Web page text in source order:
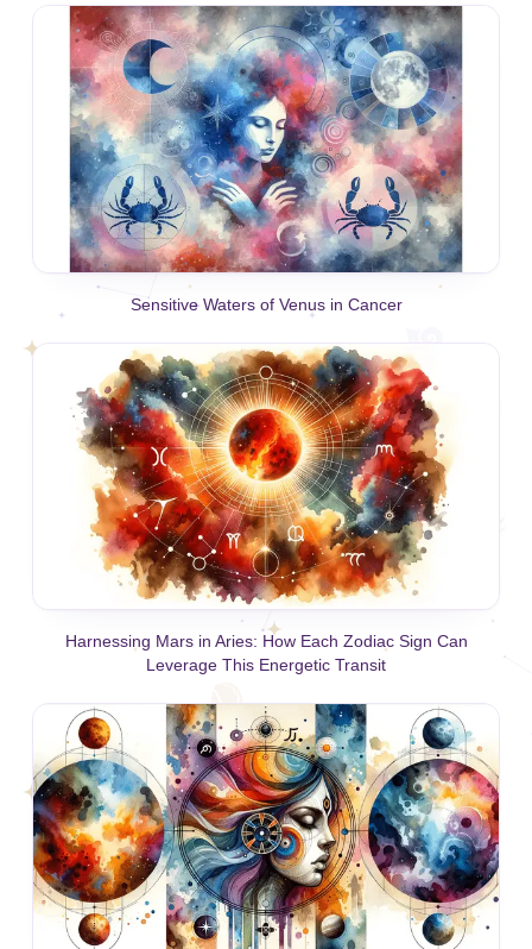
Sensitive Waters of Venus in Cancer
Harnessing Mars in Aries: How Each Zodiac Sign Can
Leverage This Energetic Transit